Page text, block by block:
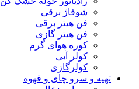
شوفاژ برقی
فن هیتر برقی
فن هیتر گازی
کوره هوای گرم
کولر آبی
کولرگازی
تهیه و سرو چای و قهوه